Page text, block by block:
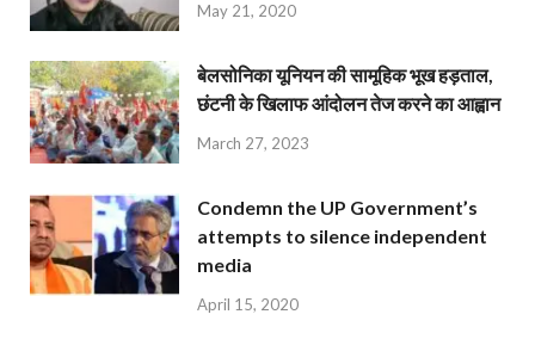
May 21, 2020
बेलसोनिका यूनियन की सामूहिक भूख हड़ताल,
छंटनी के खिलाफ आंदोलन तेज करने का आह्वान
March 27, 2023
Condemn the UP Government’s
attempts to silence independent
media
April 15, 2020